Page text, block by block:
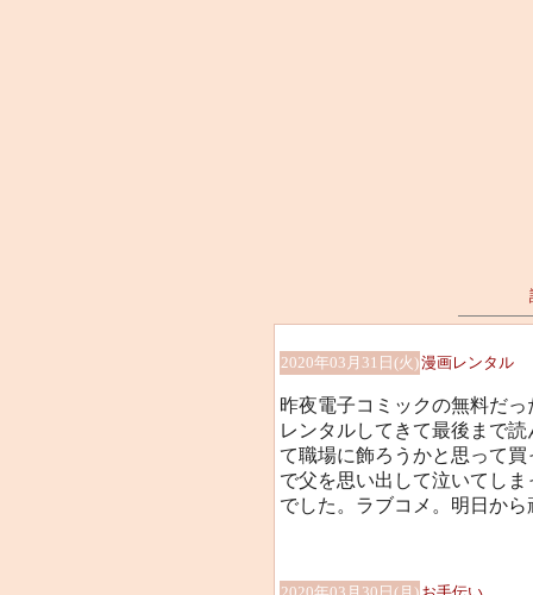
2020年03月31日(火)漫画レンタル
昨夜電子コミックの無料だ
レンタルしてきて最後まで
て職場に飾ろうかと思って
で父を思い出して泣いてし
でした。ラブコメ。明日か